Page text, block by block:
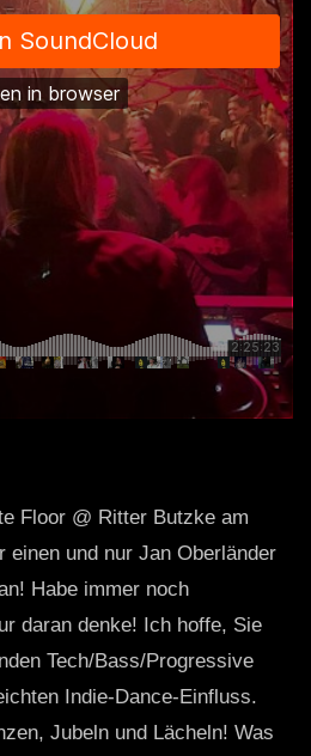
Floor @ Ritter Butzke am
einen und nur Jan Oberländer
Habe immer noch
daran denke! Ich hoffe, Sie
Tech/Bass/Progressive
Indie-Dance-Einfluss.
Jubeln und Lächeln! Was